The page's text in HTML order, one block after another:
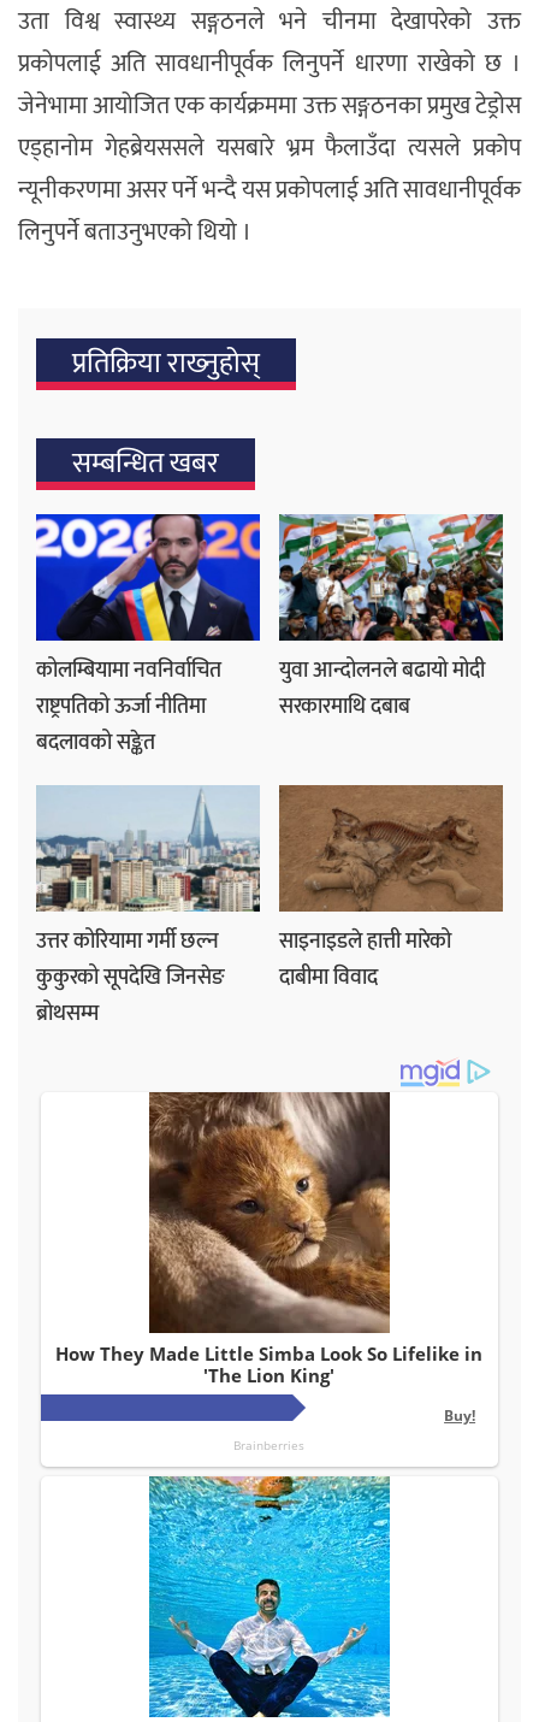
उता विश्व स्वास्थ्य सङ्गठनले भने चीनमा देखापरेको उक्त
प्रकोपलाई अति सावधानीपूर्वक लिनुपर्ने धारणा राखेको छ ।
जेनेभामा आयोजित एक कार्यक्रममा उक्त सङ्गठनका प्रमुख टेड्रोस
एड्हानोम गेहब्रेयससले यसबारे भ्रम फैलाउँदा त्यसले प्रकोप
न्यूनीकरणमा असर पर्ने भन्दै यस प्रकोपलाई अति सावधानीपूर्वक
लिनुपर्ने बताउनुभएको थियो ।
प्रतिक्रिया राख्‍नुहोस्
सम्बन्धित खबर
कोलम्बियामा नवनिर्वाचित
राष्ट्रपतिको ऊर्जा नीतिमा
बदलावको सङ्केत
युवा आन्दोलनले बढायो मोदी
सरकारमाथि दबाब
उत्तर कोरियामा गर्मी छल्न
कुकुरको सूपदेखि जिनसेङ
ब्रोथसम्म
साइनाइडले हात्ती मारेको
दाबीमा विवाद